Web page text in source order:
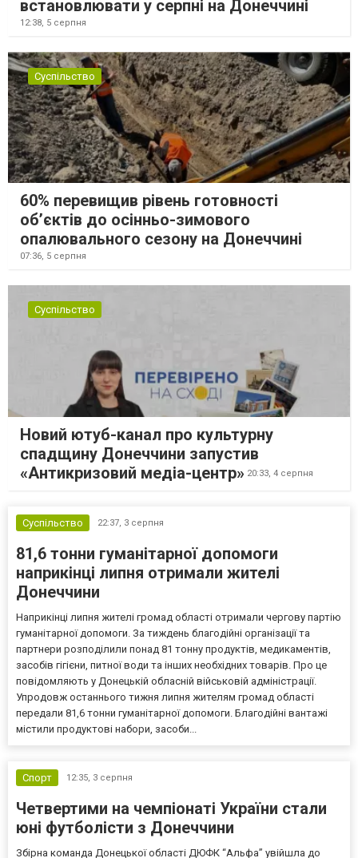
встановлювати у серпні на Донеччині
12:38, 5 серпня
Суспільство
60% перевищив рівень готовності
об’єктів до осінньо-зимового
опалювального сезону на Донеччині
07:36, 5 серпня
Суспільство
Новий ютуб-канал про культурну
спадщину Донеччини запустив
«Антикризовий медіа-центр» 20:33, 4 серпня
Суспільство 22:37, 3 серпня
81,6 тонни гуманітарної допомоги
наприкінці липня отримали жителі
Донеччини
Наприкінці липня жителі громад області отримали чергову партію
гуманітарної допомоги. За тиждень благодійні організації та
партнери розподілили понад 81 тонну продуктів, медикаментів,
засобів гігієни, питної води та інших необхідних товарів. Про це
повідомляють у Донецькій обласній військовій адміністрації.
Упродовж останнього тижня липня жителям громад області
передали 81,6 тонни гуманітарної допомоги. Благодійні вантажі
містили продуктові набори, засоби...
Спорт 12:35, 3 серпня
Четвертими на чемпіонаті України стали
юні футболісти з Донеччини
Збірна команда Донецької області ДЮФК “Альфа” увійшла до